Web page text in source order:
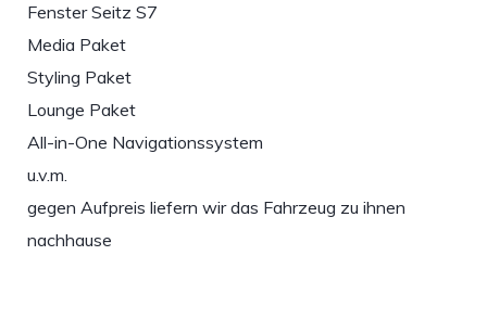
Fenster Seitz S7
Media Paket
Styling Paket
Lounge Paket
All-in-One Navigationssystem
u.v.m.
gegen Aufpreis liefern wir das Fahrzeug zu ihnen
nachhause